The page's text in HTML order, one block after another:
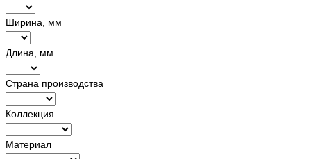
Ширина, мм
Длина, мм
Страна производства
Коллекция
Материал